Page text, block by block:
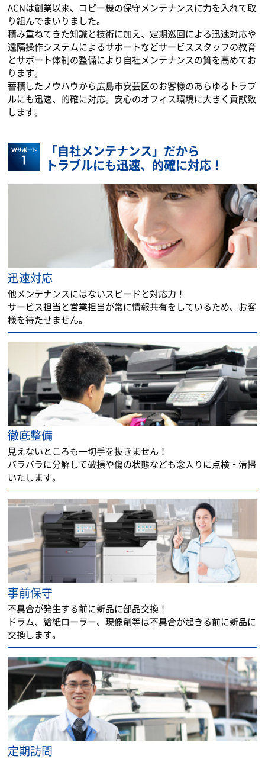
ACNは創業以来、コピー機の保守メンテナンスに力を入れて取
り組んでまいりました。
積み重ねてきた知識と技術に加え、定期巡回による迅速対応や
遠隔操作システムによるサポートなどサービススタッフの教育
とサポート体制の整備により自社メンテナンスの質を高めてお
ります。
蓄積したノウハウから広島市安芸区のお客様のあらゆるトラブ
ルにも迅速、的確に対応。安心のオフィス環境に大きく貢献致
します。
「自社メンテナンス」だから
トラブルにも迅速、的確に対応！
迅速対応
他メンテナンスにはないスピードと対応力！
サービス担当と営業担当が常に情報共有をしているため、お客
様を待たせません。
徹底整備
見えないところも一切手を抜きません！
バラバラに分解して破損や傷の状態なども念入りに点検・清掃
いたします。
事前保守
不具合が発生する前に新品に部品交換！
ドラム、給紙ローラー、現像剤等は不具合が起きる前に新品に
交換します。
定期訪問